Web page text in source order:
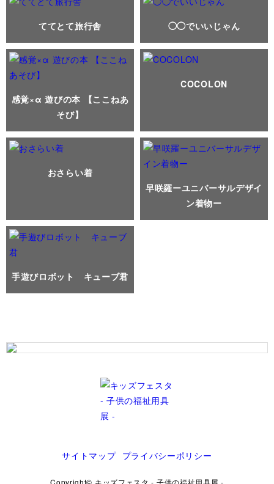
ててとて旅行舎 ◯◯でいいじゃん
感覚×α 遊びの本 【ここねあ
そび】
COCOLON
おさらい着
早咲羅ーユニバーサルデザイ
ン着物ー
手遊びロボット キューブ君
サイトマップ プライバシーポリシー